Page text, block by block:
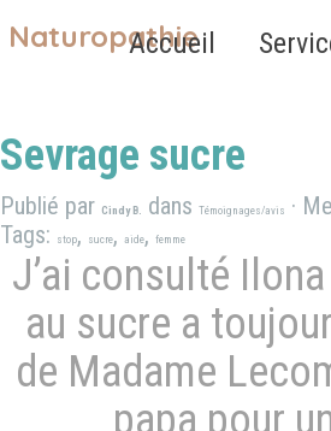
Naturopathie
Accueil
Sevrage sucre
Publié par Cindy B. dans Témoignages/avis
·
Tags:
stop, sucre, aide, femme
J’ai consulté
au sucre a
de Madame
papa pour